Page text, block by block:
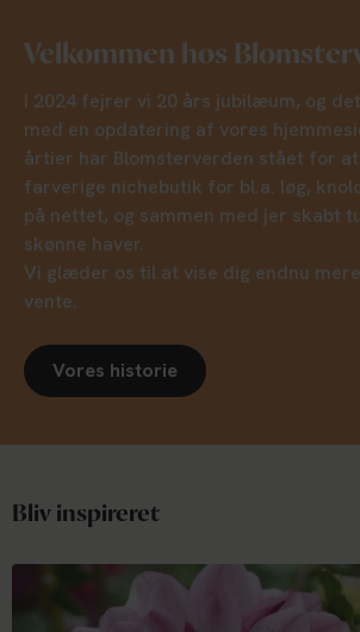
Velkommen hos
I 2024 fejrer vi 20 års jubilæum, og
med en opdatering af vores
årtier har Blomsterverden stået for
farverige nichebutik for bl.a. løg,
på nettet, og sammen med jer skabt
skønne haver.
Vi glæder os til at vise dig endnu
vente.
Vores historie
Bliv inspireret